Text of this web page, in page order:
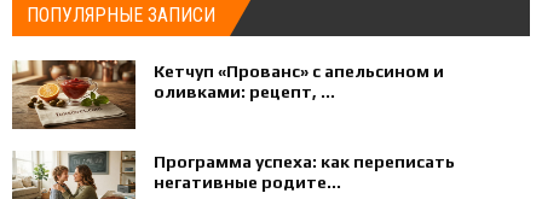
ПОПУЛЯРНЫЕ ЗАПИСИ
Кетчуп «Прованс» с апельсином и
оливками: рецепт, ...
Программа успеха: как переписать
негативные родите...